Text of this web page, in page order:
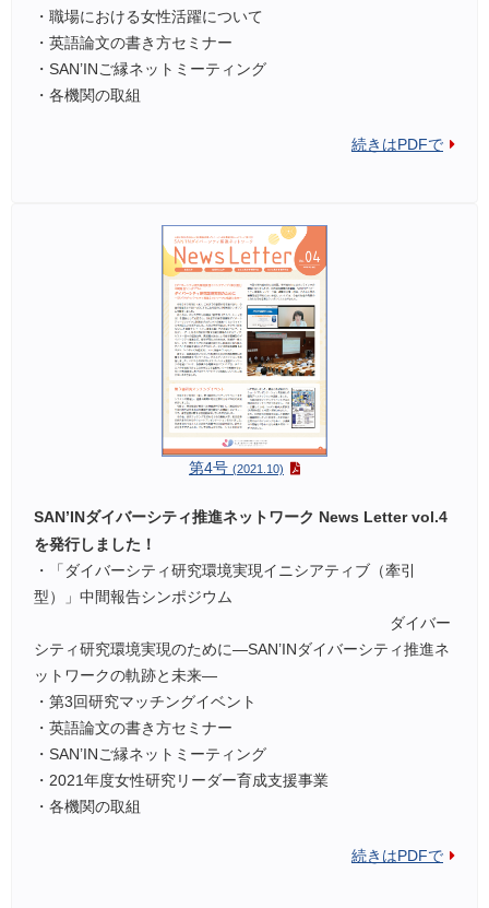
・職場における女性活躍について
・英語論文の書き方セミナー
・SAN’INご縁ネットミーティング
・各機関の取組
続きはPDFで
第4号 (2021.10)
SAN’INダイバーシティ推進ネットワーク News Letter vol.4
を発行しました！
・「ダイバーシティ研究環境実現イニシアティブ（牽引
型）」中間報告シンポジウム
ダイバー
シティ研究環境実現のために―SAN’INダイバーシティ推進ネ
ットワークの軌跡と未来―
・第3回研究マッチングイベント
・英語論文の書き方セミナー
・SAN’INご縁ネットミーティング
・2021年度女性研究リーダー育成支援事業
・各機関の取組
続きはPDFで